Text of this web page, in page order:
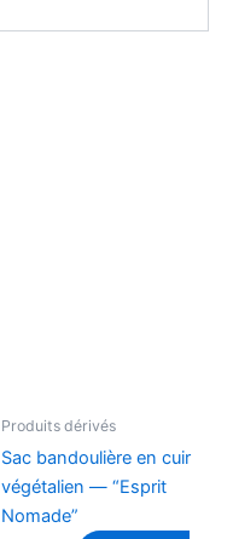
Produits dérivés
Sac bandoulière en cuir
végétalien — “Esprit
Nomade”